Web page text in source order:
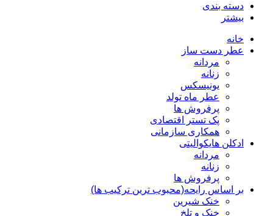
دسته بندی
بیشتر
خانه
عطر دست ساز
مردانه
زنانه
یونیسکس
عطر ماه تولد
پرفروش ها
پک تستر اقتصادی
همکاری سازمانی
ادکلن هایکوالیتی
مردانه
زنانه
پرفروش ها
بر اساس رایحه(محبوب ترین ترکیب ها)
خنک شیرین
خنک و تلخ